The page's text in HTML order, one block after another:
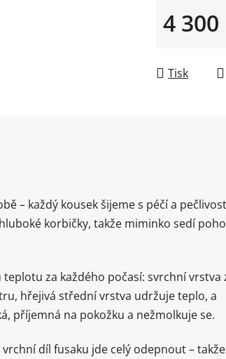
4 300
Tisk
– každý kousek šijeme s péčí a
korbičky, takže miminko sedí
za každého počasí: svrchní vrstva
hřejivá střední vrstva udržuje teplo, a
příjemná na pokožku a nežmolkuje se.
díl fusaku jde celý odepnout – takže